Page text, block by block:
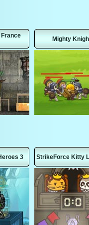
Mighty
3 StrikeForce Kitty